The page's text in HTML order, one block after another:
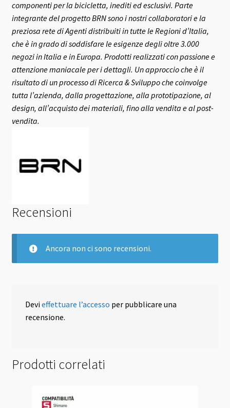
componenti per la bicicletta, inediti ed esclusivi. Parte
integrante del progetto BRN sono i nostri collaboratori e la
preziosa rete di Agenti distribuiti in tutte le Regioni d’Italia,
che è in grado di soddisfare le esigenze degli oltre 3.000
negozi in Italia e in Europa. Prodotti realizzati con passione e
attenzione maniacale per i dettagli. Un approccio che è il
risultato di un processo di Ricerca & Sviluppo che coinvolge
tutta l’azienda, dalla progettazione, alla prototipazione, al
design, all’acquisto dei materiali, fino alla vendita e al post-
vendita.
Recensioni
Ancora non ci sono recensioni.
Devieffettuare l’accesso per pubblicare una
recensione.
Prodotti correlati